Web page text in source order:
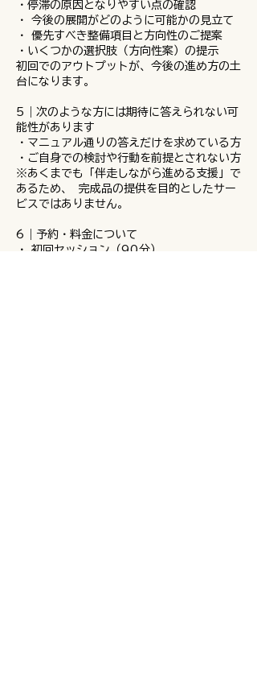
・停滞の原因となりやすい点の確認
・ 今後の展開がどのように可能かの見立て
・ 優先すべき整備項目と方向性のご提案
・いくつかの選択肢（方向性案）の提示
初回でのアウトプットが、今後の進め方の土
台になります。
5｜次のような方には期待に答えられない可
能性があります
・マニュアル通りの答えだけを求めている方
・ご自身での検討や行動を前提とされない方
※あくまでも「伴走しながら進める支援」で
あるため、 完成品の提供を目的としたサー
ビスではありません。
6｜予約・料金について
・ 初回セッション（90分）